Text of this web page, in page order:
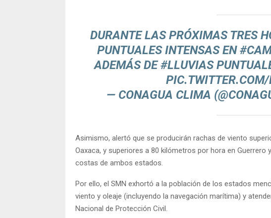
DURANTE LAS PRÓXIMAS TRES
PUNTUALES INTENSAS EN
ADEMÁS DE#LLUVIAS
PIC.TWITTER.COM/
— CONAGUA CLIMA
Asimismo, alertó que se producirán rachas de viento
Oaxaca, y superiores a 80 kilómetros por hora en
costas de ambos estados.
Por ello, el SMN exhortó a la población de los estados
viento y oleaje (incluyendo la navegación marítima) y
Nacional de Protección Civil.